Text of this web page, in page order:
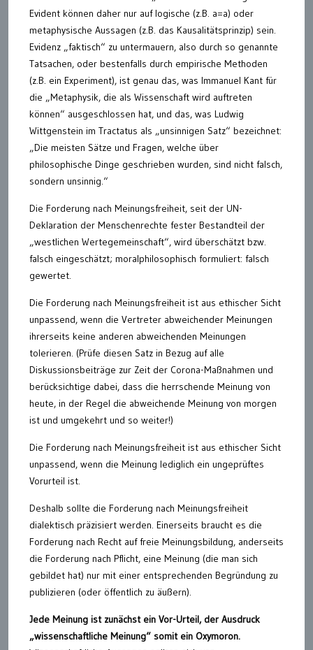
Evident können daher nur auf logische (z.B. a=a) oder
metaphysische Aussagen (z.B. das Kausalitätsprinzip) sein.
Evidenz „faktisch“ zu untermauern, also durch so genannte
Tatsachen, oder bestenfalls durch empirische Methoden
(z.B. ein Experiment), ist genau das, was Immanuel Kant für
die „Metaphysik, die als Wissenschaft wird auftreten
können“ ausgeschlossen hat, und das, was Ludwig
Wittgenstein im Tractatus als „unsinnigen Satz“ bezeichnet:
„Die meisten Sätze und Fragen, welche über
philosophische Dinge geschrieben wurden, sind nicht falsch,
sondern unsinnig.“
Die Forderung nach Meinungsfreiheit, seit der UN-
Deklaration der Menschenrechte fester Bestandteil der
„westlichen Wertegemeinschaft“, wird überschätzt bzw.
falsch eingeschätzt; moralphilosophisch formuliert: falsch
gewertet.
Die Forderung nach Meinungsfreiheit ist aus ethischer Sicht
unpassend, wenn die Vertreter abweichender Meinungen
ihrerseits keine anderen abweichenden Meinungen
tolerieren. (Prüfe diesen Satz in Bezug auf alle
Diskussionsbeiträge zur Zeit der Corona-Maßnahmen und
berücksichtige dabei, dass die herrschende Meinung von
heute, in der Regel die abweichende Meinung von morgen
ist und umgekehrt und so weiter!)
Die Forderung nach Meinungsfreiheit ist aus ethischer Sicht
unpassend, wenn die Meinung lediglich ein ungeprüftes
Vorurteil ist.
Deshalb sollte die Forderung nach Meinungsfreiheit
dialektisch präzisiert werden. Einerseits braucht es die
Forderung nach Recht auf freie Meinungsbildung, anderseits
die Forderung nach Pflicht, eine Meinung (die man sich
gebildet hat) nur mit einer entsprechenden Begründung zu
publizieren (oder öffentlich zu äußern).
Jede Meinung ist zunächst ein Vor-Urteil, der Ausdruck
„wissenschaftliche Meinung“ somit ein Oxymoron.